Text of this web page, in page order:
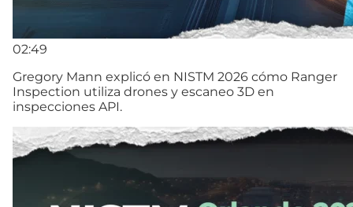
02:49
Gregory Mann explicó en NISTM 2026 cómo Ranger
Inspection utiliza drones y escaneo 3D en
inspecciones API.